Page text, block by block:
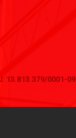
13.813.379/0001-09